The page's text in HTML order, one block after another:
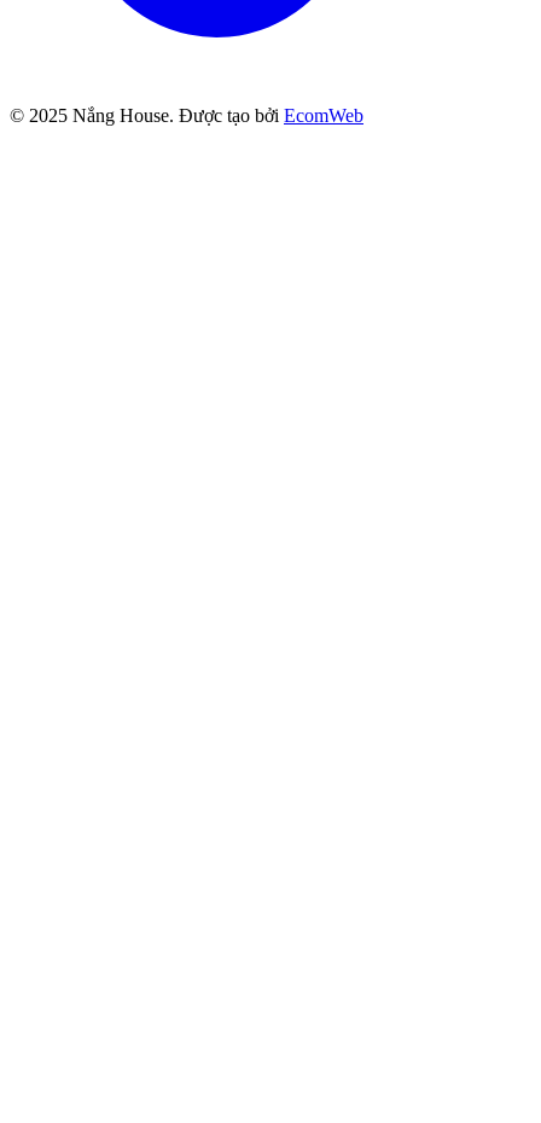
© 2025 Nắng House. Được tạo bởi EcomWeb